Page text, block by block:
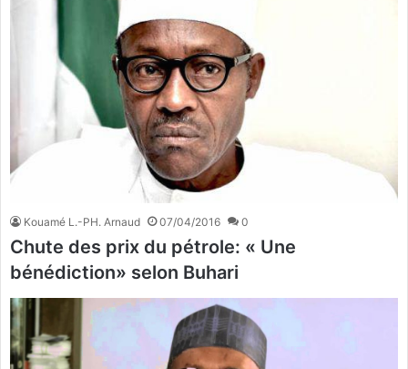
Kouamé L.-PH. Arnaud 07/04/2016 0
Chute des prix du pétrole: « Une
bénédiction» selon Buhari